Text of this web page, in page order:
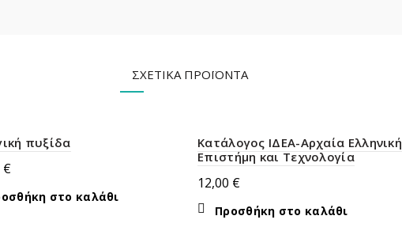
ΣΧΕΤΙΚΆ ΠΡΟΪΌΝΤΑ
πυξίδα
€
στο καλάθι
Κατάλογος ΙΔΕΑ-Αρχαία Ελληνική
Επιστήμη και Τεχνολογία
12,00 €
Προσθήκη στο καλάθι